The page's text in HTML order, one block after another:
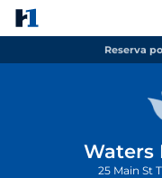
Reserva
Waters
25 Main St